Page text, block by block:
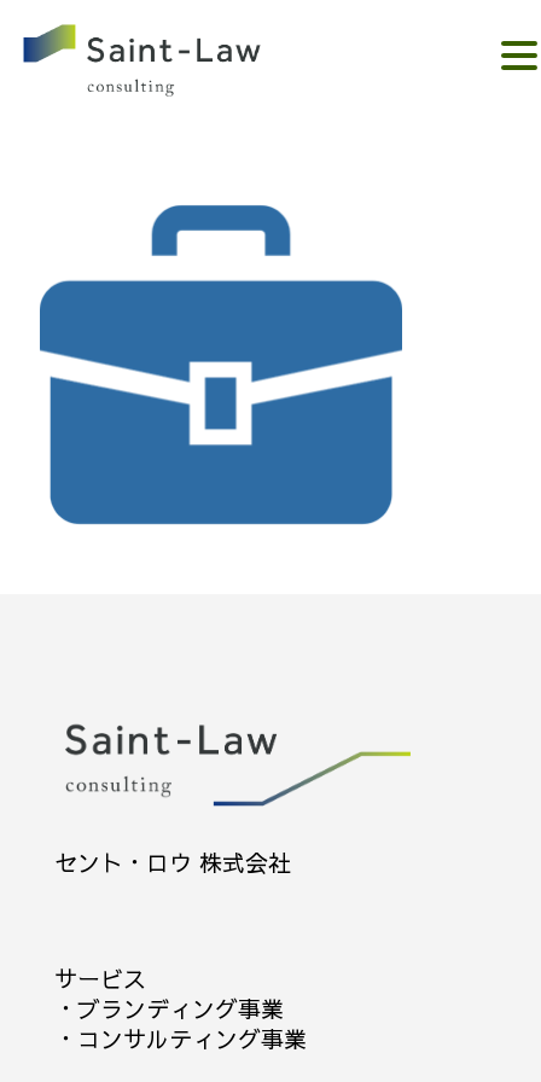
セント・ロウ 株式会社
サービス
・ ブランディング事業
・ コンサルティング事業
。。。。。。。。。。。。。